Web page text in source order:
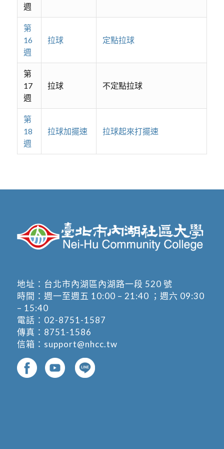
週
第
16
週
拉球 定點拉球
第
17
週
拉球 不定點拉球
第
18
週
拉球加擺速 拉球起來打擺速
地址： 台北市內湖區內湖路一段 520 號
時間：週一至週五 10:00 – 21:40 ；週六 09:30
– 15:40
電話： 02-8751-1587
傳真：8751-1586
信箱： support@nhcc.tw